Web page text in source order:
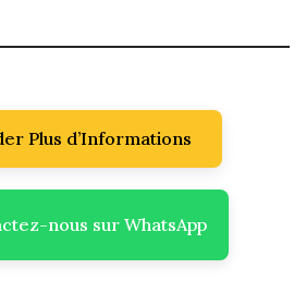
Plus d’Informations
nous sur WhatsApp